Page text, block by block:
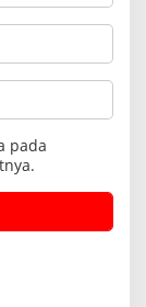
pada